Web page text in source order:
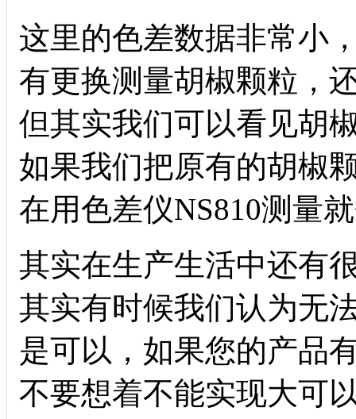
这里的色差数据非常小
有更换测量胡椒颗粒，
但其实我们可以看见胡
如果我们把原有的胡椒
在用色差仪NS810测量
其实在生产生活中还有
其实有时候我们认为无
是可以，如果您的产品
不要想着不能实现大可